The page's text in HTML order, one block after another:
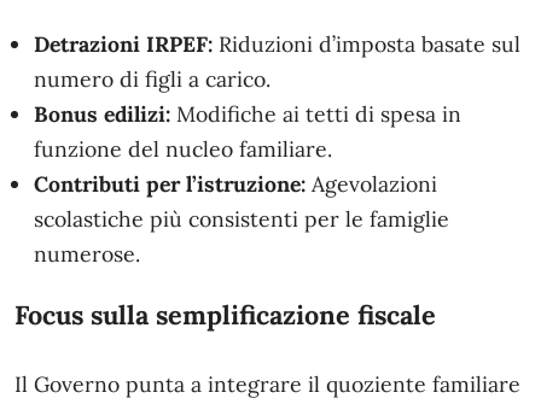
Detrazioni IRPEF: Riduzioni d’imposta basate sul
numero di figli a carico.
Bonus edilizi: Modifiche ai tetti di spesa in
funzione del nucleo familiare.
Contributi per l’istruzione: Agevolazioni
scolastiche più consistenti per le famiglie
numerose.
Focus sulla semplificazione fiscale
Il Governo punta a integrare il quoziente familiare